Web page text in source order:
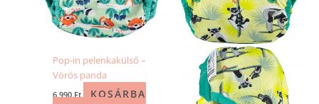
Pop-in pelenkakülső –
Vörös panda
6 990Ft
KOSÁRBA